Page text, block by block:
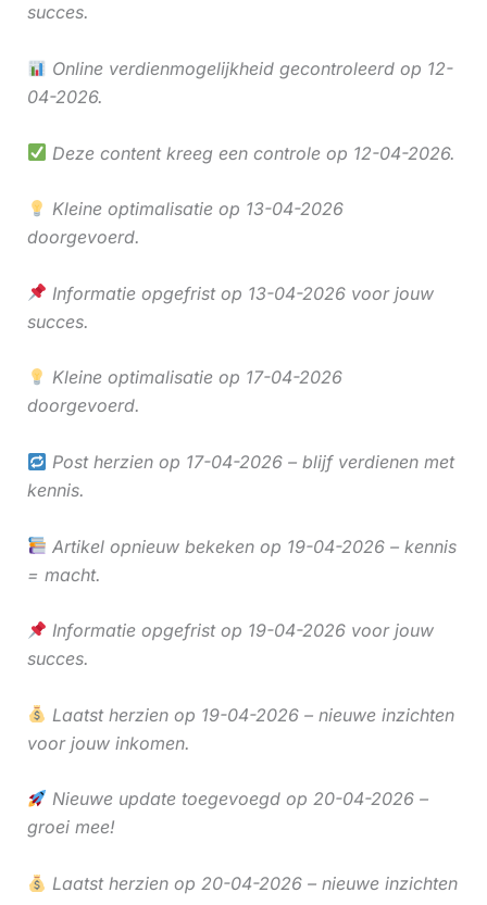
succes.
Online verdienmogelijkheid gecontroleerd op 12-
04-2026.
Deze content kreeg een controle op 12-04-2026.
Kleine optimalisatie op 13-04-2026
doorgevoerd.
Informatie opgefrist op 13-04-2026 voor jouw
succes.
Kleine optimalisatie op 17-04-2026
doorgevoerd.
Post herzien op 17-04-2026 – blijf verdienen met
kennis.
Artikel opnieuw bekeken op 19-04-2026 – kennis
= macht.
Informatie opgefrist op 19-04-2026 voor jouw
succes.
Laatst herzien op 19-04-2026 – nieuwe inzichten
voor jouw inkomen.
Nieuwe update toegevoegd op 20-04-2026 –
groei mee!
Laatst herzien op 20-04-2026 – nieuwe inzichten